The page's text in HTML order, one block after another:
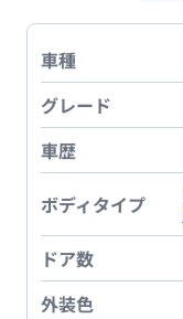
車種
グレード
車歴
ボディタイプ
ドア数
外装色